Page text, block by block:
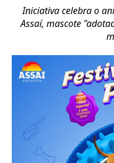
Iniciativa celebra o
Assaí, mascote